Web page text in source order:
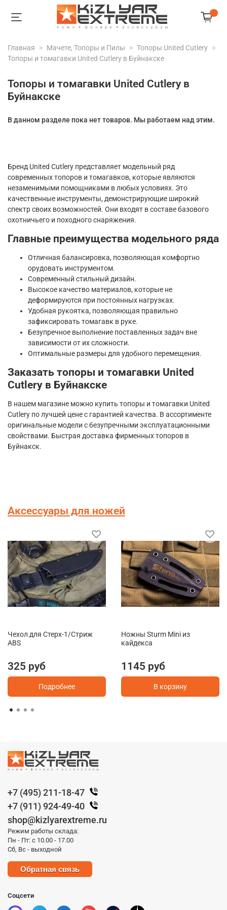
Главная Мачете, Топоры и Пилы
Топоры United Cutlery
Топоры и томагавки United Cutlery в Буйнакске
Топоры и томагавки United Cutlery в
Буйнакске
В данном разделе пока нет товаров. Мы работаем над этим.
Бренд United Cutlery представляет модельный ряд
современных топоров и томагавков, которые являются
незаменимыми помощниками в любых условиях. Это
качественные инструменты, демонстрирующие широкий
спектр своих возможностей. Они входят в составе базового
охотничьего и походного снаряжения.
Главные преимущества модельного ряда
Отличная балансировка, позволяющая комфортно
орудовать инструментом.
Современный стильный дизайн.
Высокое качество материалов, которые не
деформируются при постоянных нагрузках.
Удобная рукоятка, позволяющая правильно
зафиксировать томагавк в руке.
Безупречное выполнение поставленных задач вне
зависимости от их сложности.
Оптимальные размеры для удобного перемещения.
Заказать топоры и томагавки United
Cutlery в Буйнакске
В нашем магазине можно купить топоры и томагавки United
Cutlery по лучшей цене с гарантией качества. В ассортименте
оригинальные модели с безупречными эксплуатационными
свойствами. Быстрая доставка фирменных топоров в
Буйнакск.
Аксессуары для ножей
Чехол для Стерх-1/Стриж
ABS
325 руб
Подробнее
Ножны Sturm Mini из
кайдекса
1145 руб
В корзину
+7 (495) 211-18-47
+7 (911) 924-49-40
shop@kizlyarextreme.ru
Режим работы склада:
Пн - Пт: с 10.00 - 17.00
Сб, Вс - выходной
Обратная связь
Соцсети